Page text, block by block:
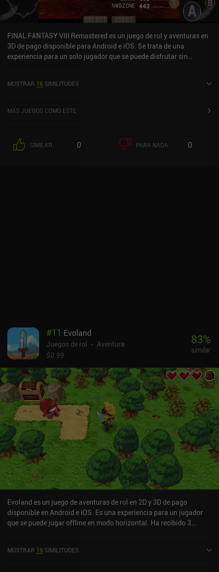
FINAL FANTASY VIII Remastered es un juego de rol y aventuras en
3D de pago disponible para Android e iOS. Se trata de una
experiencia para un solo jugador que se puede disfrutar sin
Remastered se lanzó en marzo de 2021 y tiene actualmente una
App Store de iOS.
MOSTRAR 16 SIMILITUDES
MÁS JUEGOS COMO ESTE
SIMILAR 0 PARA NADA 0
#11 Evoland
Juegos de rol
Aventura
$0.99
83%
similar
Evoland es un juego de aventuras de rol en 2D y 3D de pago
disponible en Android e iOS. Es una experiencia para un jugador
que se puede jugar offline en modo horizontal. Ha recibido 3
5,0 en Google Play y de 4,2 sobre 5,0 en la App Store de iOS.
MOSTRAR 19 SIMILITUDES